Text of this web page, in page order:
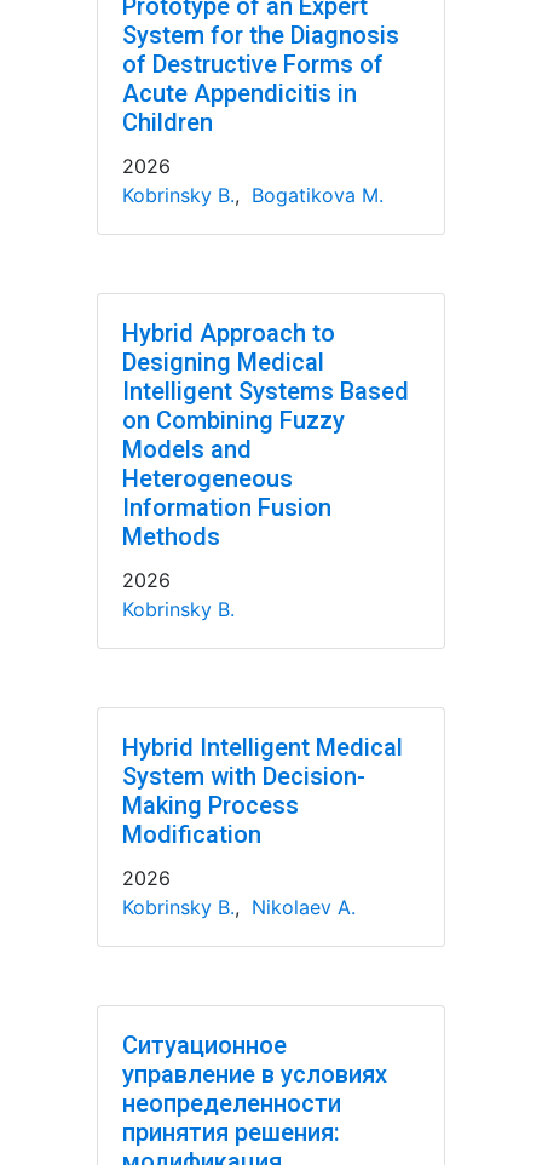
Prototype of an Expert
System for the Diagnosis
of Destructive Forms of
Acute Appendicitis in
Children
2026
Kobrinsky B., Bogatikova M.
Hybrid Approach to
Designing Medical
Intelligent Systems Based
on Combining Fuzzy
Models and
Heterogeneous
Information Fusion
Methods
2026
Kobrinsky B.
Hybrid Intelligent Medical
System with Decision-
Making Process
Modification
2026
Kobrinsky B., Nikolaev A.
Ситуационное
управление в условиях
неопределенности
принятия решения: